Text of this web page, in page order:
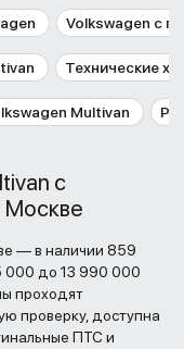
Volkswagen с
Технические
Multivan
с
Москве
— в наличии 859
000 до 13 990 000
проходят
проверку, доступна
ПТС и